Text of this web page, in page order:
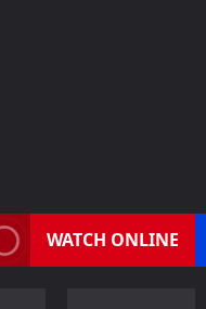
WATCH ONLINE